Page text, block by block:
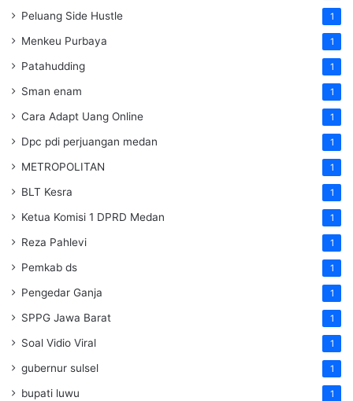
Peluang Side Hustle 1
Menkeu Purbaya 1
Patahudding 1
Sman enam 1
Cara Adapt Uang Online 1
Dpc pdi perjuangan medan 1
METROPOLITAN 1
BLT Kesra 1
Ketua Komisi 1 DPRD Medan 1
Reza Pahlevi 1
Pemkab ds 1
Pengedar Ganja 1
SPPG Jawa Barat 1
Soal Vidio Viral 1
gubernur sulsel 1
bupati luwu 1